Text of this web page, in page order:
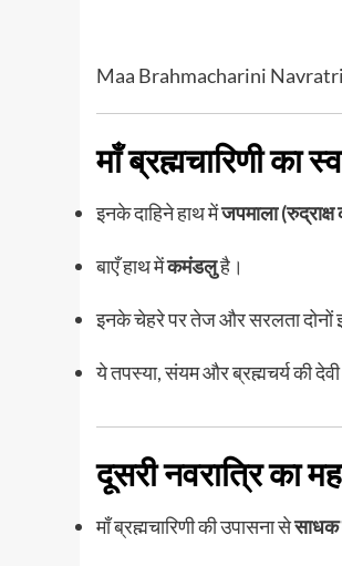
Maa Brahmacharini
माँ ब्रह्मचारिणी का
इनके दाहिने हाथ मेंजपमाला (रुद्राक्ष
बाएँ हाथ मेंकमंडलुहै।
इनके चेहरे पर तेज और सरलता दोनों
ये तपस्या, संयम और ब्रह्मचर्य की देवी
दूसरी नवरात्रि का
माँ ब्रह्मचारिणी की उपासना सेसाधक